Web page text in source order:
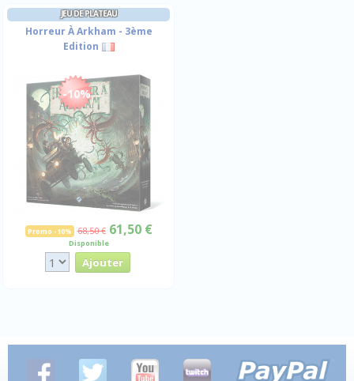
JEU DE PLATEAU
Horreur À Arkham - 3ème
Edition
-10%
Promo -10% 68,50 € 61,50 €
Disponible